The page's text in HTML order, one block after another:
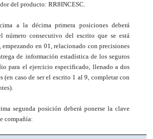
del producto: RR8INCESC.
a la décima primera posiciones deberá
número consecutivo del escrito que se está
empezando en 01, relacionado con precisiones
de información estadística de los seguros
para el ejercicio especificado, llenado a dos
(en caso de ser el escrito 1 al 9, completar con
segunda posición deberá ponerse la clave
compañía: